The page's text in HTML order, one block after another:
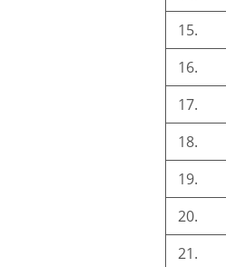
15.
16.
17.
18.
19.
20.
21.